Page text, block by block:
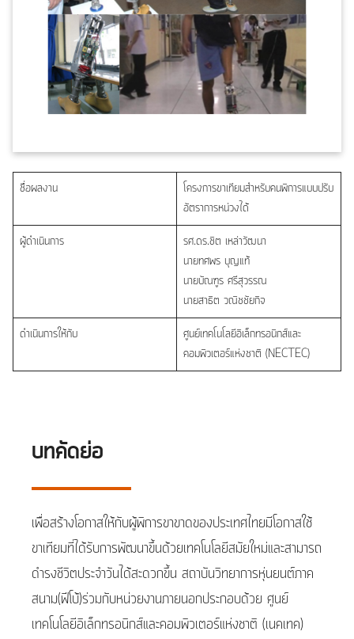
ชื่อผลงาน
โครงการขาเทียมสำหรับคนพิการแบบปรับ
อัตราการหน่วงได้
ผู้ดำเนินการ
รศ.ดร.ชิต เหล่าวัฒนา
นายทศพร บุญแท้
นายบัณฑูร ศรีสุวรรณ
นายสาธิต วณิชชัยกิจ
ดำเนินการให้กับ
ศูนย์เทคโนโลยีอิเล็กทรอนิกส์และ
คอมพิวเตอร์แห่งชาติ (NECTEC)
บทคัดย่อ
เพื่อสร้างโอกาสให้กับผู้พิการขาขาดของประเทศไทยมีโอกาสใช้
ขาเทียมที่ได้รับการพัฒนาขึ้นด้วยเทคโนโลยีสมัยใหม่และสามารถ
ดำรงชีวิตประจำวันได้สะดวกขึ้น สถาบันวิทยาการหุ่นยนต์ภาค
สนาม(ฟีโบ้)ร่วมกับหน่วยงานภายนอกประกอบด้วย ศูนย์
เทคโนโลยีอิเล็กทรอนิกส์และคอมพิวเตอร์แห่งชาติ (เนคเทค)